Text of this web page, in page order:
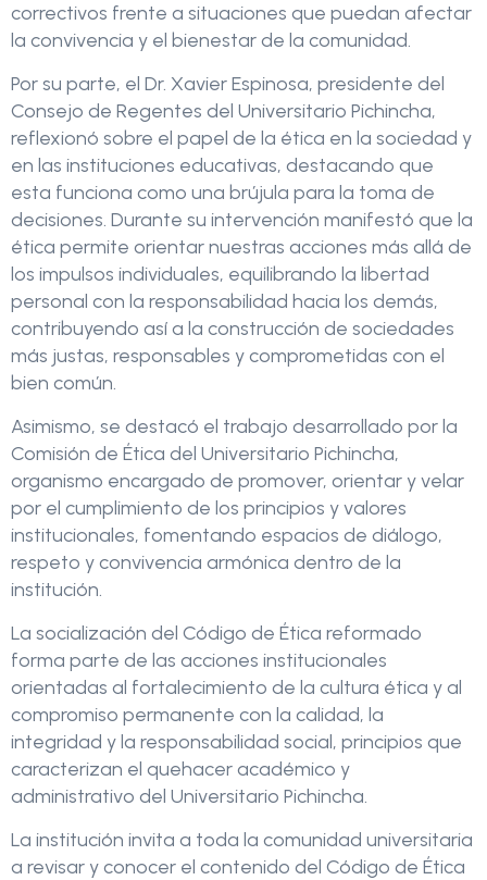
correctivos frente a situaciones que puedan afectar
la convivencia y el bienestar de la comunidad.
Por su parte, el Dr. Xavier Espinosa, presidente del
Consejo de Regentes del Universitario Pichincha,
reflexionó sobre el papel de la ética en la sociedad y
en las instituciones educativas, destacando que
esta funciona como una brújula para la toma de
decisiones. Durante su intervención manifestó que la
ética permite orientar nuestras acciones más allá de
los impulsos individuales, equilibrando la libertad
personal con la responsabilidad hacia los demás,
contribuyendo así a la construcción de sociedades
más justas, responsables y comprometidas con el
bien común.
Asimismo, se destacó el trabajo desarrollado por la
Comisión de Ética del Universitario Pichincha,
organismo encargado de promover, orientar y velar
por el cumplimiento de los principios y valores
institucionales, fomentando espacios de diálogo,
respeto y convivencia armónica dentro de la
institución.
La socialización del Código de Ética reformado
forma parte de las acciones institucionales
orientadas al fortalecimiento de la cultura ética y al
compromiso permanente con la calidad, la
integridad y la responsabilidad social, principios que
caracterizan el quehacer académico y
administrativo del Universitario Pichincha.
La institución invita a toda la comunidad universitaria
a revisar y conocer el contenido del Código de Ética